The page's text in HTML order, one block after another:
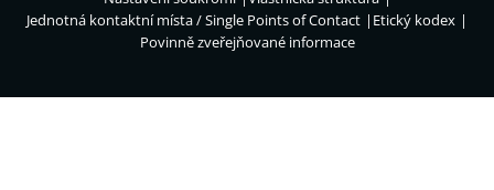
Jednotná kontaktní místa / Single Points of Contact
Etický kodex
Povinně zveřejňované informace